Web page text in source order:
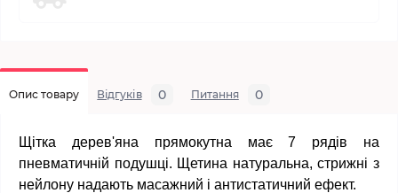
Опис товару Відгуків 0 Питання 0
Щітка дерев'яна прямокутна має 7 рядів на
пневматичній подушці. Щетина натуральна, стрижні з
нейлону надають масажний і антистатичний ефект.